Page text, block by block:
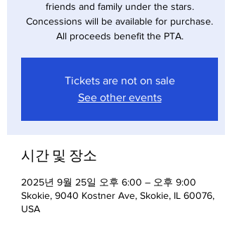
friends and family under the stars.
Concessions will be available for purchase.
All proceeds benefit the PTA.
Tickets are not on sale
See other events
시간 및 장소
2025년 9월 25일 오후 6:00 – 오후 9:00
Skokie, 9040 Kostner Ave, Skokie, IL 60076,
USA